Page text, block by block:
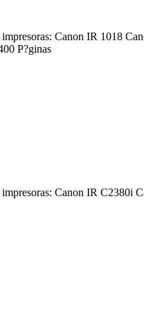
Canon IR 1018
P?ginas
Canon IR